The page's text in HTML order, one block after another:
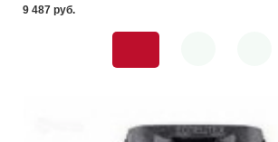
9 487 pуб.